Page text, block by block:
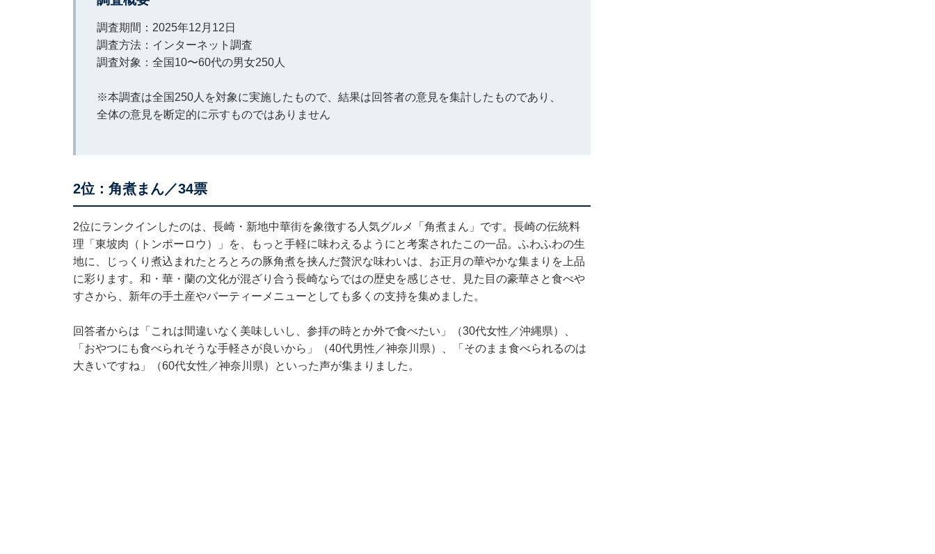
調査期間：2025年12月12日
調査方法：インターネット調査
調査対象：全国10〜60代の男女250人
※本調査は全国250人を対象に実施したもので、結果は回答者の意見を集計したものであり、
全体の意見を断定的に示すものではありません
2位：角煮まん／34票
2位にランクインしたのは、長崎・新地中華街を象徴する人気グルメ「角煮まん」です。長崎の伝統料
理「東坡肉（トンポーロウ）」を、もっと手軽に味わえるようにと考案されたこの一品。ふわふわの生
地に、じっくり煮込まれたとろとろの豚角煮を挟んだ贅沢な味わいは、お正月の華やかな集まりを上品
に彩ります。和・華・蘭の文化が混ざり合う長崎ならではの歴史を感じさせ、見た目の豪華さと食べや
すさから、新年の手土産やパーティーメニューとしても多くの支持を集めました。
回答者からは「これは間違いなく美味しいし、参拝の時とか外で食べたい」（30代女性／沖縄県）、
「おやつにも食べられそうな手軽さが良いから」（40代男性／神奈川県）、「そのまま食べられるのは
大きいですね」（60代女性／神奈川県）といった声が集まりました。